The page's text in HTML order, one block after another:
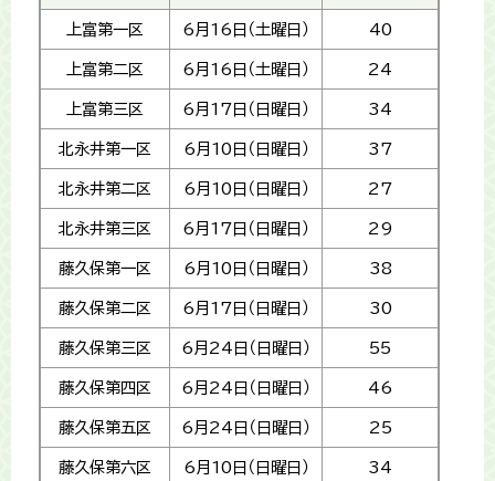
上富第一区 6月16日（土曜日） 40
上富第二区 6月16日（土曜日） 24
上富第三区 6月17日（日曜日） 34
北永井第一区 6月10日（日曜日） 37
北永井第二区 6月10日（日曜日） 27
北永井第三区 6月17日（日曜日） 29
藤久保第一区 6月10日（日曜日） 38
藤久保第二区 6月17日（日曜日） 30
藤久保第三区 6月24日（日曜日） 55
藤久保第四区 6月24日（日曜日） 46
藤久保第五区 6月24日（日曜日） 25
藤久保第六区 6月10日（日曜日） 34